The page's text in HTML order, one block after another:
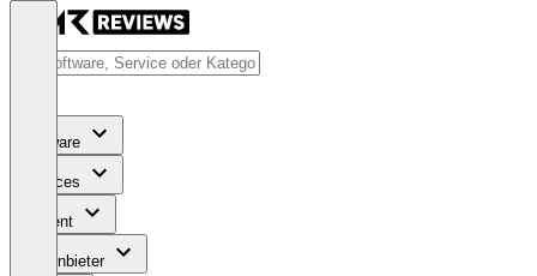
Software
Services
Content
Für Anbieter